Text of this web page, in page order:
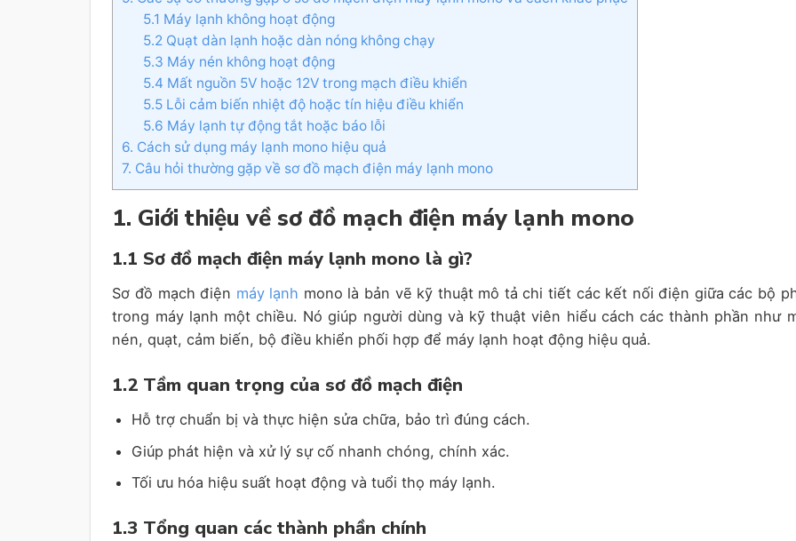
5.1 Máy lạnh không hoạt động
5.2 Quạt dàn lạnh hoặc dàn nóng không chạy
5.3 Máy nén không hoạt động
5.4 Mất nguồn 5V hoặc 12V trong mạch điều khiển
5.5 Lỗi cảm biến nhiệt độ hoặc tín hiệu điều khiển
5.6 Máy lạnh tự động tắt hoặc báo lỗi
6. Cách sử dụng máy lạnh mono hiệu quả
7. Câu hỏi thường gặp về sơ đồ mạch điện máy lạnh mono
1. Giới thiệu về sơ đồ mạch điện máy lạnh mono
1.1 Sơ đồ mạch điện máy lạnh mono là gì?
Sơ đồ mạch điện máy lạnh mono là bản vẽ kỹ thuật mô tả chi tiết các kết nối điện giữa các bộ
trong máy lạnh một chiều. Nó giúp người dùng và kỹ thuật viên hiểu cách các thành phần như
nén, quạt, cảm biến, bộ điều khiển phối hợp để máy lạnh hoạt động hiệu quả.
1.2 Tầm quan trọng của sơ đồ mạch điện
Hỗ trợ chuẩn bị và thực hiện sửa chữa, bảo trì đúng cách.
Giúp phát hiện và xử lý sự cố nhanh chóng, chính xác.
Tối ưu hóa hiệu suất hoạt động và tuổi thọ máy lạnh.
1.3 Tổng quan các thành phần chính